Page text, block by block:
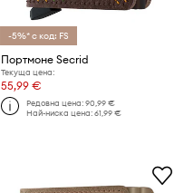
-5%* с код: FS
Портмоне Secrid
Текуща цена:
55,99 €
Редовна цена:90,99 €
Най-ниска цена:61,99 €